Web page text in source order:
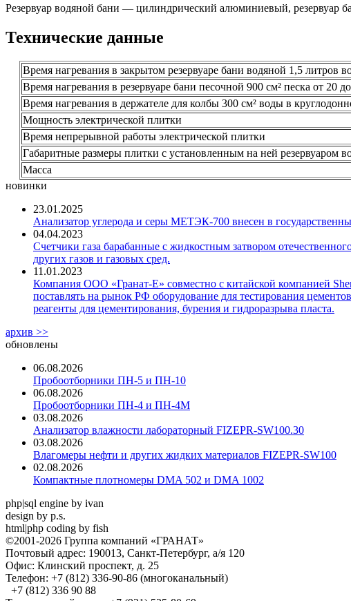
Резервуар водяной бани — цилиндрический алюминиевый, резервуар
Технические данные
Время нагревания в закрытом резервуаре бани водяной 1,5 литров
Время нагревания в резервуаре бани песочной 900 см² песка от 20
Время нагревания в держателе для колбы 300 см² воды в
Мощность электрической плитки
Время непрерывной работы электрической плитки
Габаритные размеры плитки с установленным на ней резервуаром
Масса
новинки
23.01.2025
Анализатор углерода и серы МЕТЭК-700 внесен в
04.04.2023
Счетчики газа барабанные с жидкостным затвором
других газов и газовых сред.
11.01.2023
Компания ООО «Гранат-Е» совместно с китайской компанией
поставлять на рынок РФ оборудование для тестирования
реагенты для цементирования, бурения и гидроразрыва пласта.
архив >>
обновлены
06.08.2026
Пробоотборники ПН-5 и ПН-10
06.08.2026
Пробоотборники ПН-4 и ПН-4М
03.08.2026
Анализатор влажности лабораторный FIZEPR-SW100.30
03.08.2026
Влагомеры нефти и других жидких материалов FIZEPR-SW100
02.08.2026
Компактные плотномеры DMA 502 и DMA 1002
php|sql engine by ivan
design by p.s.
html|php coding by fish
©2001-2026 Группа компаний «ГРАНАТ»
Почтовый адрес: 190013, Санкт-Петербург, а/я 120
Офис: Клинский проспект, д. 25
Телефон: +7 (812) 336-90-86 (многоканальный)
+7 (812) 336 90 88